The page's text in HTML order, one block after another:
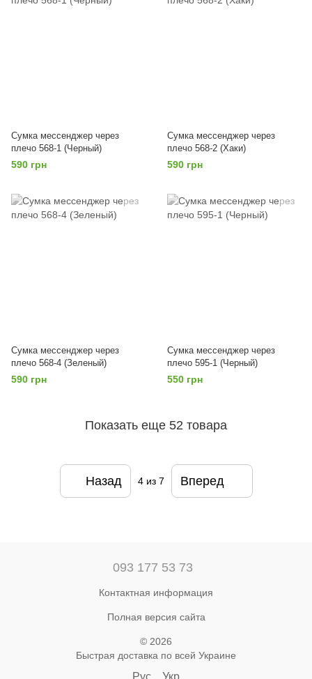
Сумка мессенджер через
плечо 568-1 (Черный)
590 грн
Сумка мессенджер через
плечо 568-2 (Хаки)
590 грн
Сумка мессенджер через
плечо 568-4 (Зеленый)
590 грн
Сумка мессенджер через
плечо 595-1 (Черный)
550 грн
Показать еще 52 товара
Назад 4из 7 Вперед
093 177 53 73
Контактная информация
Полная версия сайта
© 2026
Быстрая доставка по всей Украине
Рус Укр